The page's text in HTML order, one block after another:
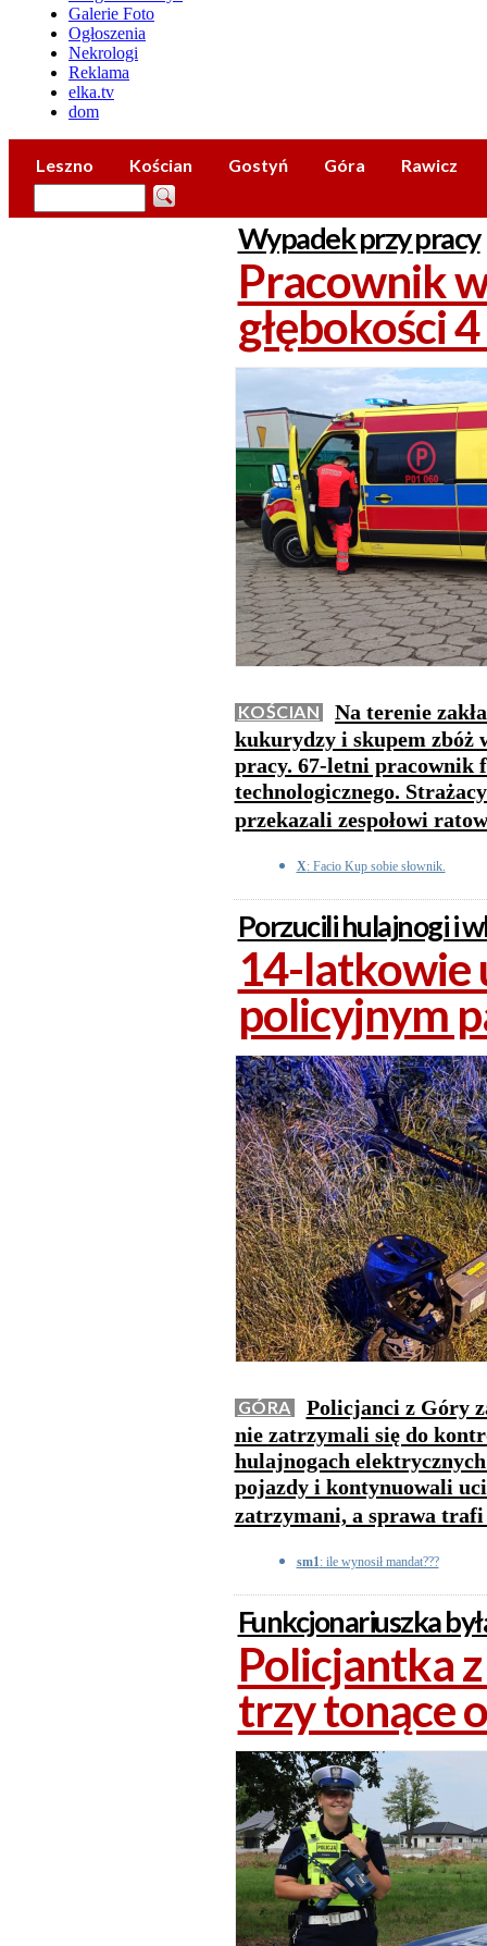
Galerie Foto
Ogłoszenia
Nekrologi
Reklama
elka.tv
dom
Leszno Kościan Gostyń Góra Rawicz
Wypadek przy pracy
Pracownik
głębokości
KOŚCIAN
Na terenie
kukurydzy i skupem zbóż
pracy. 67-letni pracownik
technologicznego.
przekazali zespołowi
X: Facio Kup sobie słownik.
Porzucili hulajnogi i
14-latkowie
policyjnym
GÓRA
Policjanci z Góry
nie zatrzymali się do
hulajnogach
pojazdy i kontynuowali
zatrzymani, a sprawa trafi
sm1: ile wynosił mandat???
Funkcjonariuszka
Policjantka
trzy tonące